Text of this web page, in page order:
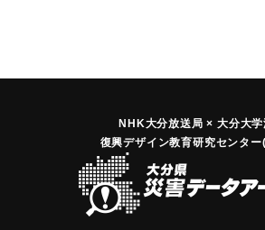
NHK大分放送局 × 大分大学
復興デザイン教育研究センタ